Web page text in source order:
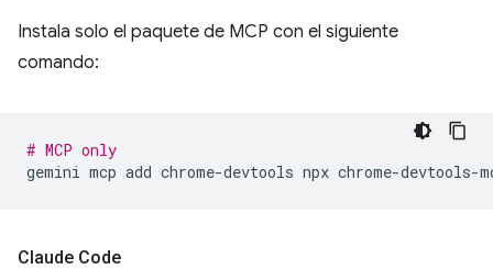
Instala solo el paquete de MCP con el siguiente
comando:
# MCP only
gemini mcp add chrome-devtools npx
Claude Code